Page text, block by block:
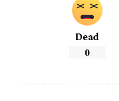
Dead
0